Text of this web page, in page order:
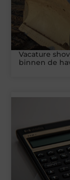
Vacature
binnen de